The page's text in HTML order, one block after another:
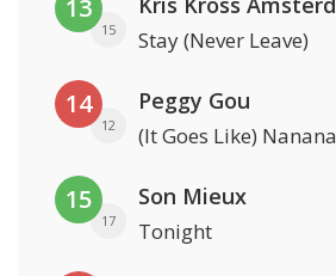
13
15 Stay (Never Leave)
14
12
Peggy Gou
(It Goes Like) Nanana
15
17
Son Mieux
Tonight